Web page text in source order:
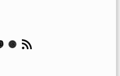
Threads RSS-Feed